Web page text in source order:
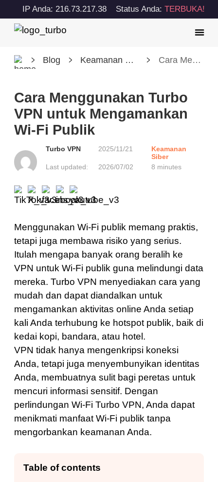
IP Anda: 216.73.217.38 Status Anda:TERBUKA!
Blog Keamanan Siber Cara Menggunakan Turbo VPN untuk Mengamankan Wi-Fi Publik
Cara Menggunakan Turbo
VPN untuk Mengamankan
Wi-Fi Publik
Turbo VPN 2025/11/21
Keamanan
Siber
Last updated:
2026/07/02 8 minutes
Menggunakan Wi-Fi publik memang praktis,
tetapi juga membawa risiko yang serius.
Itulah mengapa banyak orang beralih ke
VPN untuk Wi-Fi publik guna melindungi data
mereka. Turbo VPN menyediakan cara yang
mudah dan dapat diandalkan untuk
mengamankan aktivitas online Anda setiap
kali Anda terhubung ke hotspot publik, baik di
kedai kopi, bandara, atau hotel.
VPN tidak hanya mengenkripsi koneksi
Anda, tetapi juga menyembunyikan identitas
Anda, membuatnya sulit bagi peretas untuk
mencuri informasi sensitif. Dengan
perlindungan Wi-Fi Turbo VPN, Anda dapat
menikmati manfaat Wi-Fi publik tanpa
mengorbankan keamanan Anda.
Table of contents